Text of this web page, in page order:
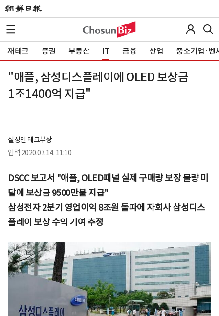
재테크 증권 부동산 IT 금융 산업 중소기업·벤
"애플, 삼성디스플레이에 OLED 보상금
1조1400억 지급"
설성인 테크부장
입력 2020.07.14. 11:10
DSCC 보고서 "애플, OLED패널 실제 구매량 보장 물량 미
달에 보상금 9500만불 지급"
삼성전자 2분기 영업이익 8조원 돌파에 자회사 삼성디스
플레이 보상 수익 기여 추정